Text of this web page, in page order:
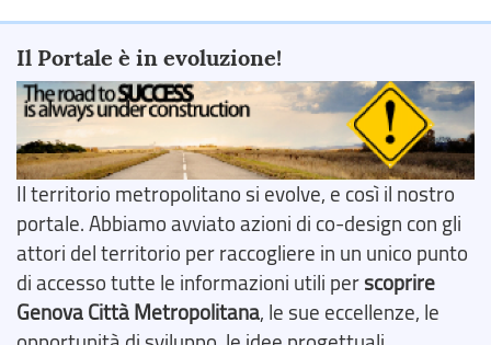
Il Portale è in evoluzione!
Il territorio metropolitano si evolve, e così il nostro
portale. Abbiamo avviato azioni di co-design con gli
attori del territorio per raccogliere in un unico punto
di accesso tutte le informazioni utili perscoprire
Genova Città Metropolitana, le sue eccellenze, le